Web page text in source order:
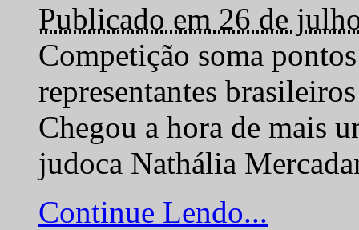
Publicado em 26 de
Competição soma
representantes
Chegou a hora de mais
judoca Nathália
Continue Lendo...